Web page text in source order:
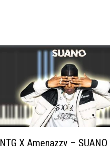
NTG X Amenazzy – SUANO